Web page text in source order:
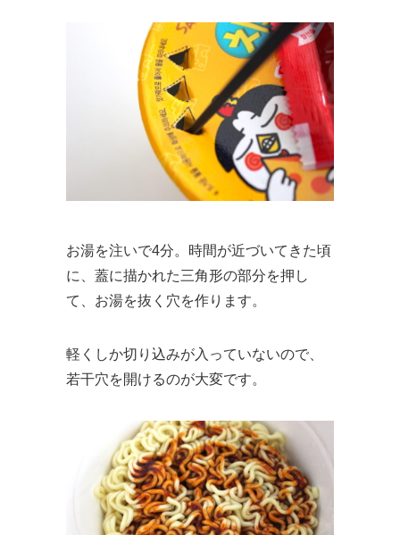
お湯を注いで4分。時間が近づいてきた頃
に、蓋に描かれた三角形の部分を押し
て、お湯を抜く穴を作ります。
軽くしか切り込みが入っていないので、
若干穴を開けるのが大変です。